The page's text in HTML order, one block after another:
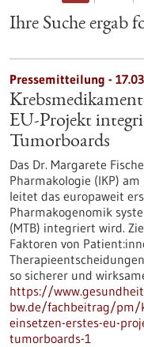
Ihre Suche ergab
Pressemitteilung -
EU-Projekt
Tumorboards
Das Dr. Margarete
Pharmakologie (IKP)
leitet das europaweit
Pharmakogenomik
(MTB) integriert wird.
Faktoren von
so sicherer und
https://
bw.de/fachbeitrag/pm/
einsetzen-erstes-eu-
tumorboards-1